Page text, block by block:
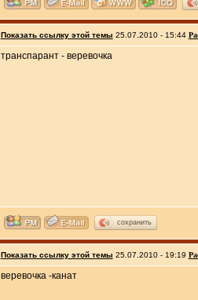
Показать ссылку этой темы 25.07.2010 - 15:44
транспарант - веревочка
сохранить
Показать ссылку этой темы 25.07.2010 - 19:19
веревочка -канат